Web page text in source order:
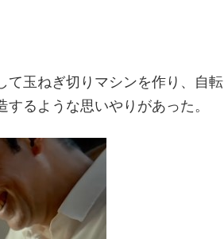
て玉ねぎ切りマシンを作り、自転
るような思いやりがあった。